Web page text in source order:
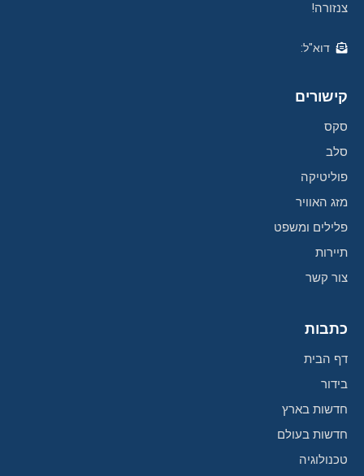
צנזורה!
דוא"ל:
קישורים
סקס
סלב
פוליטיקה
מזג האוויר
פלילים ומשפט
תיירות
צור קשר
כתבות
דף הבית
בידור
חדשות בארץ
חדשות בעולם
טכנולוגיה